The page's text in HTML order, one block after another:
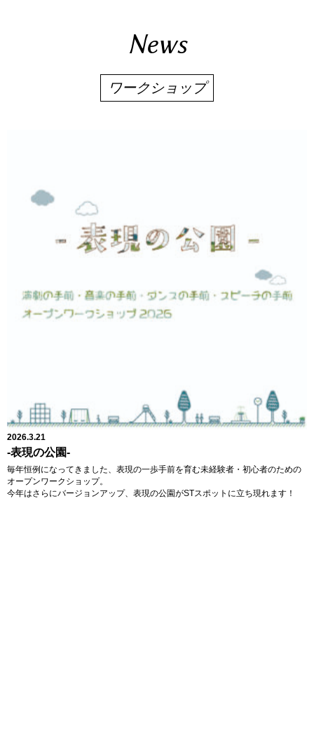
News
ワークショップ
2026.3.21
-表現の公園-
毎年恒例になってきました、表現の一歩手前を育む未経験者・初心者のための
オープンワークショップ。
今年はさらにバージョンアップ、表現の公園がSTスポットに立ち現れます！